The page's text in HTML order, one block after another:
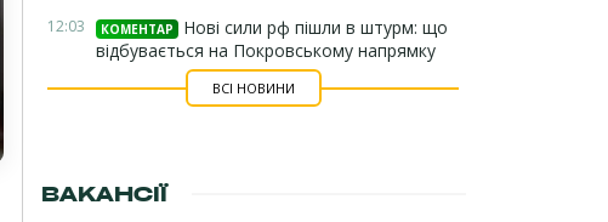
12:03 КОМЕНТАР
Нові сили рф пішли в штурм: що
відбувається на Покровському напрямку
ВСІ НОВИНИ
ВАКАНСІЇ